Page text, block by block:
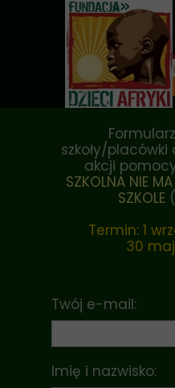
szkoły/placówki
akcji
SZKOLNA NIE
SZKOLE
Termin: 1
30
Twój e-mail:
Imię i nazwisko: